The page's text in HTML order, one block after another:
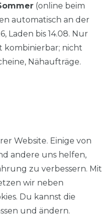
(online beim
automatisch an der
Laden bis 14.08. Nur
kombinierbar; nicht
Nähaufträge.
AGB
Website. Einige von
andere uns helfen,
zu verbessern. Mit
wir neben
Du kannst die
und ändern.